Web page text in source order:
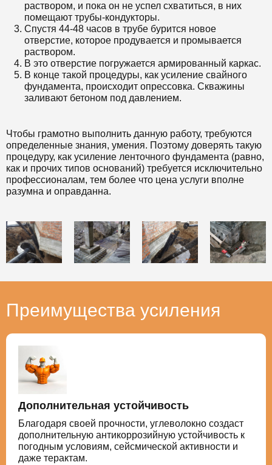
раствором, и пока он не успел схватиться, в них
помещают трубы-кондукторы.
Спустя 44-48 часов в трубе бурится новое
отверстие, которое продувается и промывается
раствором.
В это отверстие погружается армированный каркас.
В конце такой процедуры, как усиление свайного
фундамента, происходит опрессовка. Скважины
заливают бетоном под давлением.
Чтобы грамотно выполнить данную работу, требуются
определенные знания, умения. Поэтому доверять такую
процедуру, как усиление ленточного фундамента (равно,
как и прочих типов оснований) требуется исключительно
профессионалам, тем более что цена услуги вполне
разумна и оправданна.
Преимущества усиления
Дополнительная устойчивость
Благодаря своей прочности, углеволокно создаст
дополнительную антикоррозийную устойчивость к
погодным условиям, сейсмической активности и
даже терактам.